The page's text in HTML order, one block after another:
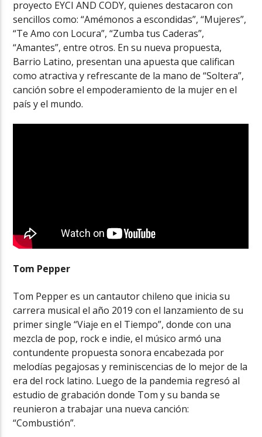
proyecto EYCI AND CODY, quienes destacaron con
sencillos como: “Amémonos a escondidas”, “Mujeres”,
“Te Amo con Locura”, “Zumba tus Caderas”,
“Amantes”, entre otros. En su nueva propuesta,
Barrio Latino, presentan una apuesta que califican
como atractiva y refrescante de la mano de “Soltera”,
canción sobre el empoderamiento de la mujer en el
país y el mundo.
Tom Pepper
Tom Pepper es un cantautor chileno que inicia su
carrera musical el año 2019 con el lanzamiento de su
primer single “Viaje en el Tiempo”, donde con una
mezcla de pop, rock e indie, el músico armó una
contundente propuesta sonora encabezada por
melodías pegajosas y reminiscencias de lo mejor de la
era del rock latino. Luego de la pandemia regresó al
estudio de grabación donde Tom y su banda se
reunieron a trabajar una nueva canción:
“Combustión”.